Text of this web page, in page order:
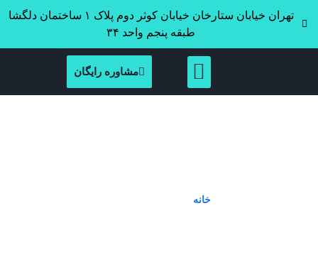
تهران خیابان ستارخان خیابان کوثر دوم پلاک ۱ ساختمان دلگشا
طبقه پنجم واحد ۳۴
مشاوره رایگان
خانه